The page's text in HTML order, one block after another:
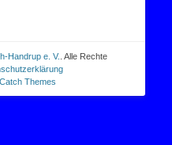
Handrup e. V. . Alle Rechte
Catch Themes